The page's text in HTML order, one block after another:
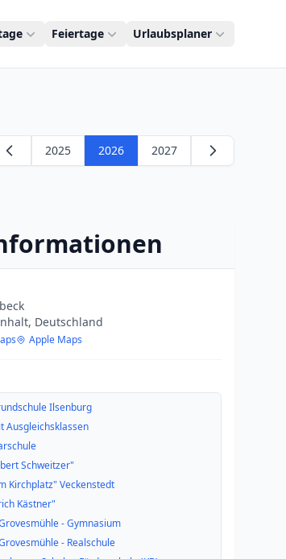
Feiertage Urlaubsplaner
2025 2026 2027
Deutschland
Apple Maps
Ilsenburg
Ausgleichsklassen
Schweitzer"
Kirchplatz" Veckenstedt
Kästner"
- Gymnasium
- Realschule